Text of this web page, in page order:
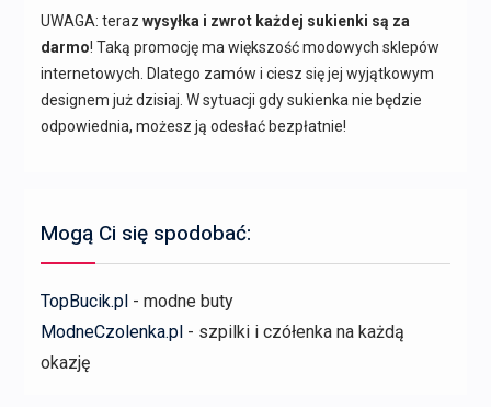
UWAGA: teraz wysyłka i zwrot każdej sukienki są za
darmo! Taką promocję ma większość modowych sklepów
internetowych. Dlatego zamów i ciesz się jej wyjątkowym
designem już dzisiaj. W sytuacji gdy sukienka nie będzie
odpowiednia, możesz ją odesłać bezpłatnie!
Mogą Ci się spodobać:
TopBucik.pl- modne buty
ModneCzolenka.pl- szpilki i czółenka na każdą
okazję